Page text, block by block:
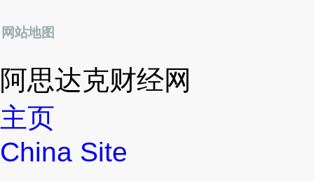
网站地图
阿思达克财经网
主页
China Site